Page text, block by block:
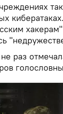
раз